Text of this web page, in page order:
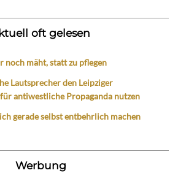
oft gelesen
noch mäht, statt zu pflegen
Lautsprecher den Leipziger
antiwestliche Propaganda nutzen
gerade selbst entbehrlich machen
Werbung